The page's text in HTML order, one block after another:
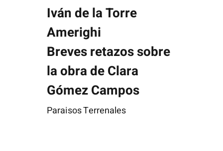
Iván de la Torre
Amerighi
Breves retazos sobre
la obra de Clara
Gómez Campos
Paraisos Terrenales